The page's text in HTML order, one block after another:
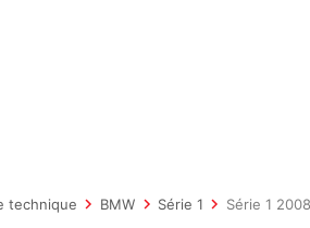
technique BMW Série 1 Série 1 2008